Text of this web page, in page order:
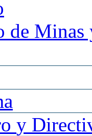
de Minas
y